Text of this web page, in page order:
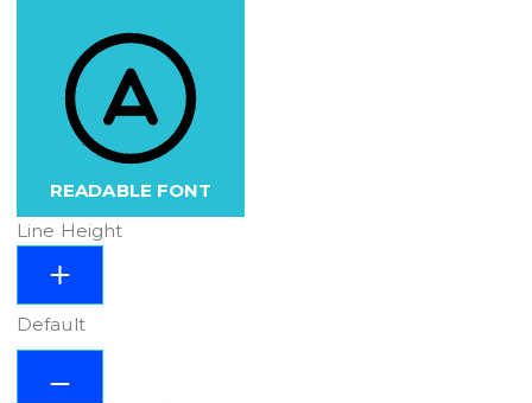
READABLE FONT
Line Height
Default